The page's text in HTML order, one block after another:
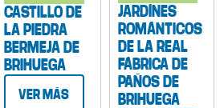
CASTILLO DE
LA PIEDRA
BERMEJA DE
BRIHUEGA
VER MÁS
JARDÍNES
ROMÁNTICOS
DE LA REAL
FÁBRICA DE
PAÑOS DE
BRIHUEGA